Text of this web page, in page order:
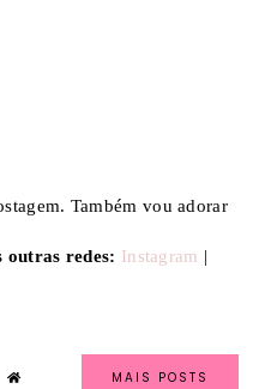
Também vou adorar
outras redes: Instagram |
MAIS POSTS